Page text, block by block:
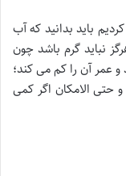
باید بدانید که آب
نباید گرم باشد چون
عمر آن را کم می کند؛
حتی الامکان اگر کمی